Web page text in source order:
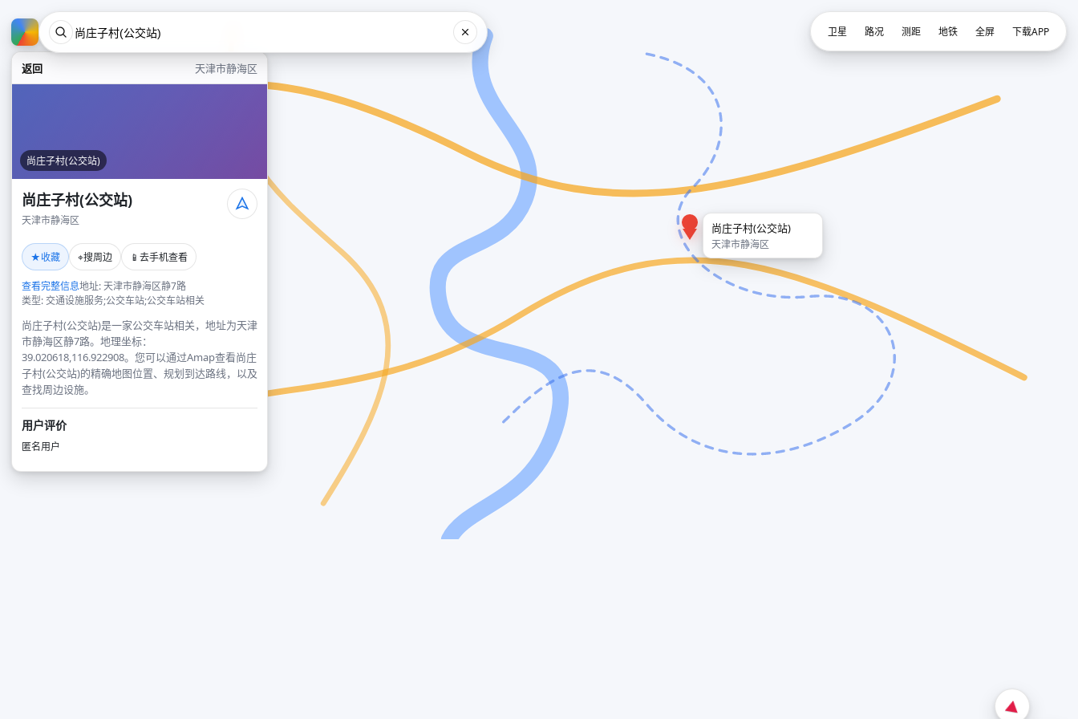
返回 天津市静海区
尚庄子村(公交站)
尚庄子村(公交站)
天津市静海区
★收藏 ⌖搜周边 📱 去手机查看
查看完整信息地址: 天津市静海区静7路
类型: 交通设施服务;公交车站;公交车站相关
尚庄子村(公交站)是一家公交车站相关，地址为天津
市静海区静7路。地理坐标：
39.020618,116.922908。您可以通过Amap查看尚庄
子村(公交站)的精确地图位置、规划到达路线，以及
查找周边设施。
用户评价
匿名用户
尚庄子村(公交站)
天津市静海区
卫星 路况 测距 地铁 全屏 下载APP